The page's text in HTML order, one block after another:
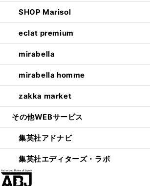
SHOP Marisol
eclat premium
mirabella
mirabella homme
zakka market
その他WEBサービス
集英社アドナビ
集英社エディターズ・ラボ